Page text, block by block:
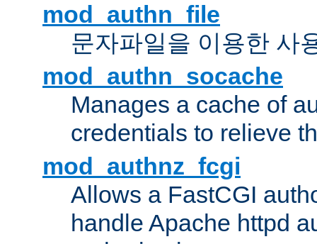
mod_authn_file
문자파일을 이용한 사
mod_authn_socache
Manages a cache of
credentials to relieve
mod_authnz_fcgi
Allows a FastCGI
handle Apache httpd